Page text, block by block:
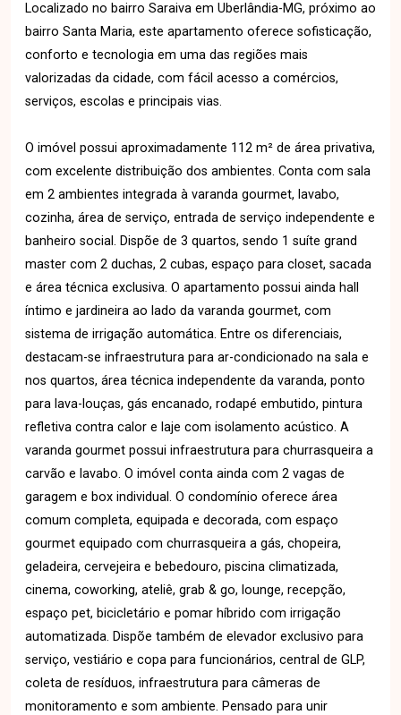
Localizado no bairro Saraiva em Uberlândia-MG, próximo ao
bairro Santa Maria, este apartamento oferece sofisticação,
conforto e tecnologia em uma das regiões mais
valorizadas da cidade, com fácil acesso a comércios,
serviços, escolas e principais vias.
O imóvel possui aproximadamente 112 m² de área privativa,
com excelente distribuição dos ambientes. Conta com sala
em 2 ambientes integrada à varanda gourmet, lavabo,
cozinha, área de serviço, entrada de serviço independente e
banheiro social. Dispõe de 3 quartos, sendo 1 suíte grand
master com 2 duchas, 2 cubas, espaço para closet, sacada
e área técnica exclusiva. O apartamento possui ainda hall
íntimo e jardineira ao lado da varanda gourmet, com
sistema de irrigação automática. Entre os diferenciais,
destacam-se infraestrutura para ar-condicionado na sala e
nos quartos, área técnica independente da varanda, ponto
para lava-louças, gás encanado, rodapé embutido, pintura
refletiva contra calor e laje com isolamento acústico. A
varanda gourmet possui infraestrutura para churrasqueira a
carvão e lavabo. O imóvel conta ainda com 2 vagas de
garagem e box individual. O condomínio oferece área
comum completa, equipada e decorada, com espaço
gourmet equipado com churrasqueira a gás, chopeira,
geladeira, cervejeira e bebedouro, piscina climatizada,
cinema, coworking, ateliê, grab & go, lounge, recepção,
espaço pet, bicicletário e pomar híbrido com irrigação
automatizada. Dispõe também de elevador exclusivo para
serviço, vestiário e copa para funcionários, central de GLP,
coleta de resíduos, infraestrutura para câmeras de
monitoramento e som ambiente. Pensado para unir